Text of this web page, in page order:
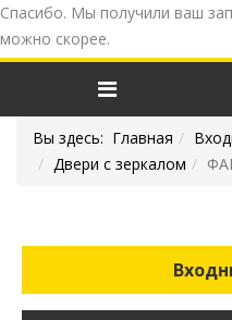
Спасибо. Мы получили ваш
можно скорее.
Вы здесь: Главная
Двери с зеркалом